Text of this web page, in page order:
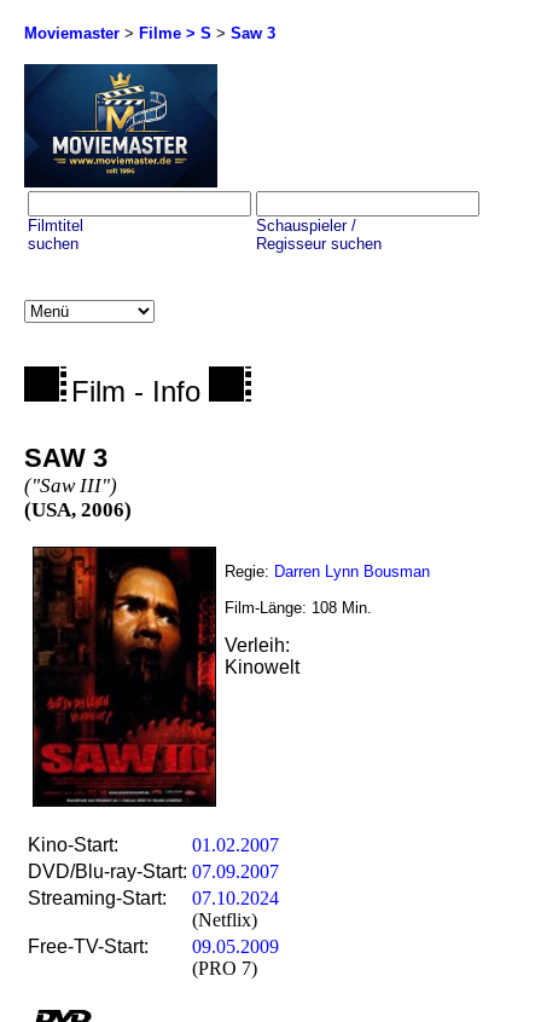
Moviemaster > Filme > S > Saw 3
Filmtitel
suchen
Schauspieler /
Regisseur suchen
Film - Info
SAW 3
("Saw III")
(USA, 2006)
Regie: Darren Lynn Bousman
Film-Länge: 108 Min.
Verleih:
Kinowelt
Kino-Start:
01.02.2007
DVD/Blu-ray-Start: 07.09.2007
Streaming-Start:
07.10.2024
(Netflix)
Free-TV-Start:
09.05.2009
(PRO 7)